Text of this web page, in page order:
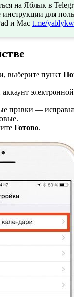
на Яблык в
инструкции для
и Mac t.me/
выберите пункт
правки —
Готово.